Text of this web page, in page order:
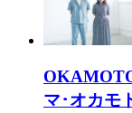
マ･オカモ